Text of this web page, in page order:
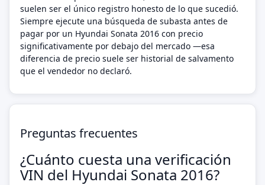
suelen ser el único registro honesto de lo que sucedió.
Siempre ejecute una búsqueda de subasta antes de
pagar por un Hyundai Sonata 2016 con precio
significativamente por debajo del mercado —esa
diferencia de precio suele ser historial de salvamento
que el vendedor no declaró.
Preguntas frecuentes
¿Cuánto cuesta una verificación
VIN del Hyundai Sonata 2016?